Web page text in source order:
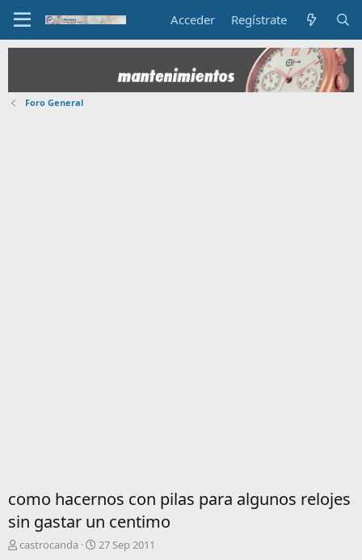
Acceder Regístrate
Foro General
como hacernos con pilas para algunos relojes
sin gastar un centimo
Icastrocanda
F
27 Sep 2011